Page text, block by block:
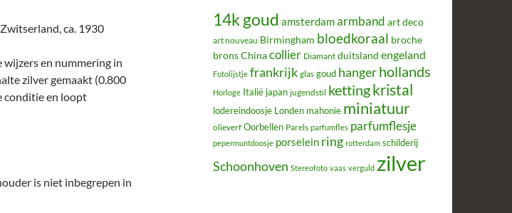
ca. 1930
en nummering in
zilver gemaakt (0.800
conditie en loopt
is niet inbegrepen in
14k goud amsterdamarmband art deco
art nouveau Birmingham bloedkoraal broche
bronsChinacollier Diamant duitsland engeland
Fotolijstje frankrijk glas goud hangerhollands
Horloge Italië japan jugendstil kettingkristal
lodereindoosje Londen mahonie miniatuur
olieverf Oorbellen Parels parfumfles parfumflesje
pepermuntdoosje porselein ring rotterdam schilderij
Schoonhoven Stereofoto vaas verguld zilver